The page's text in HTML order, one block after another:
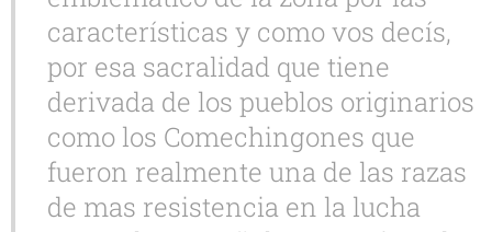
características y como vos decís,
por esa sacralidad que tiene
derivada de los pueblos originarios
como los Comechingones que
fueron realmente una de las razas
de mas resistencia en la lucha